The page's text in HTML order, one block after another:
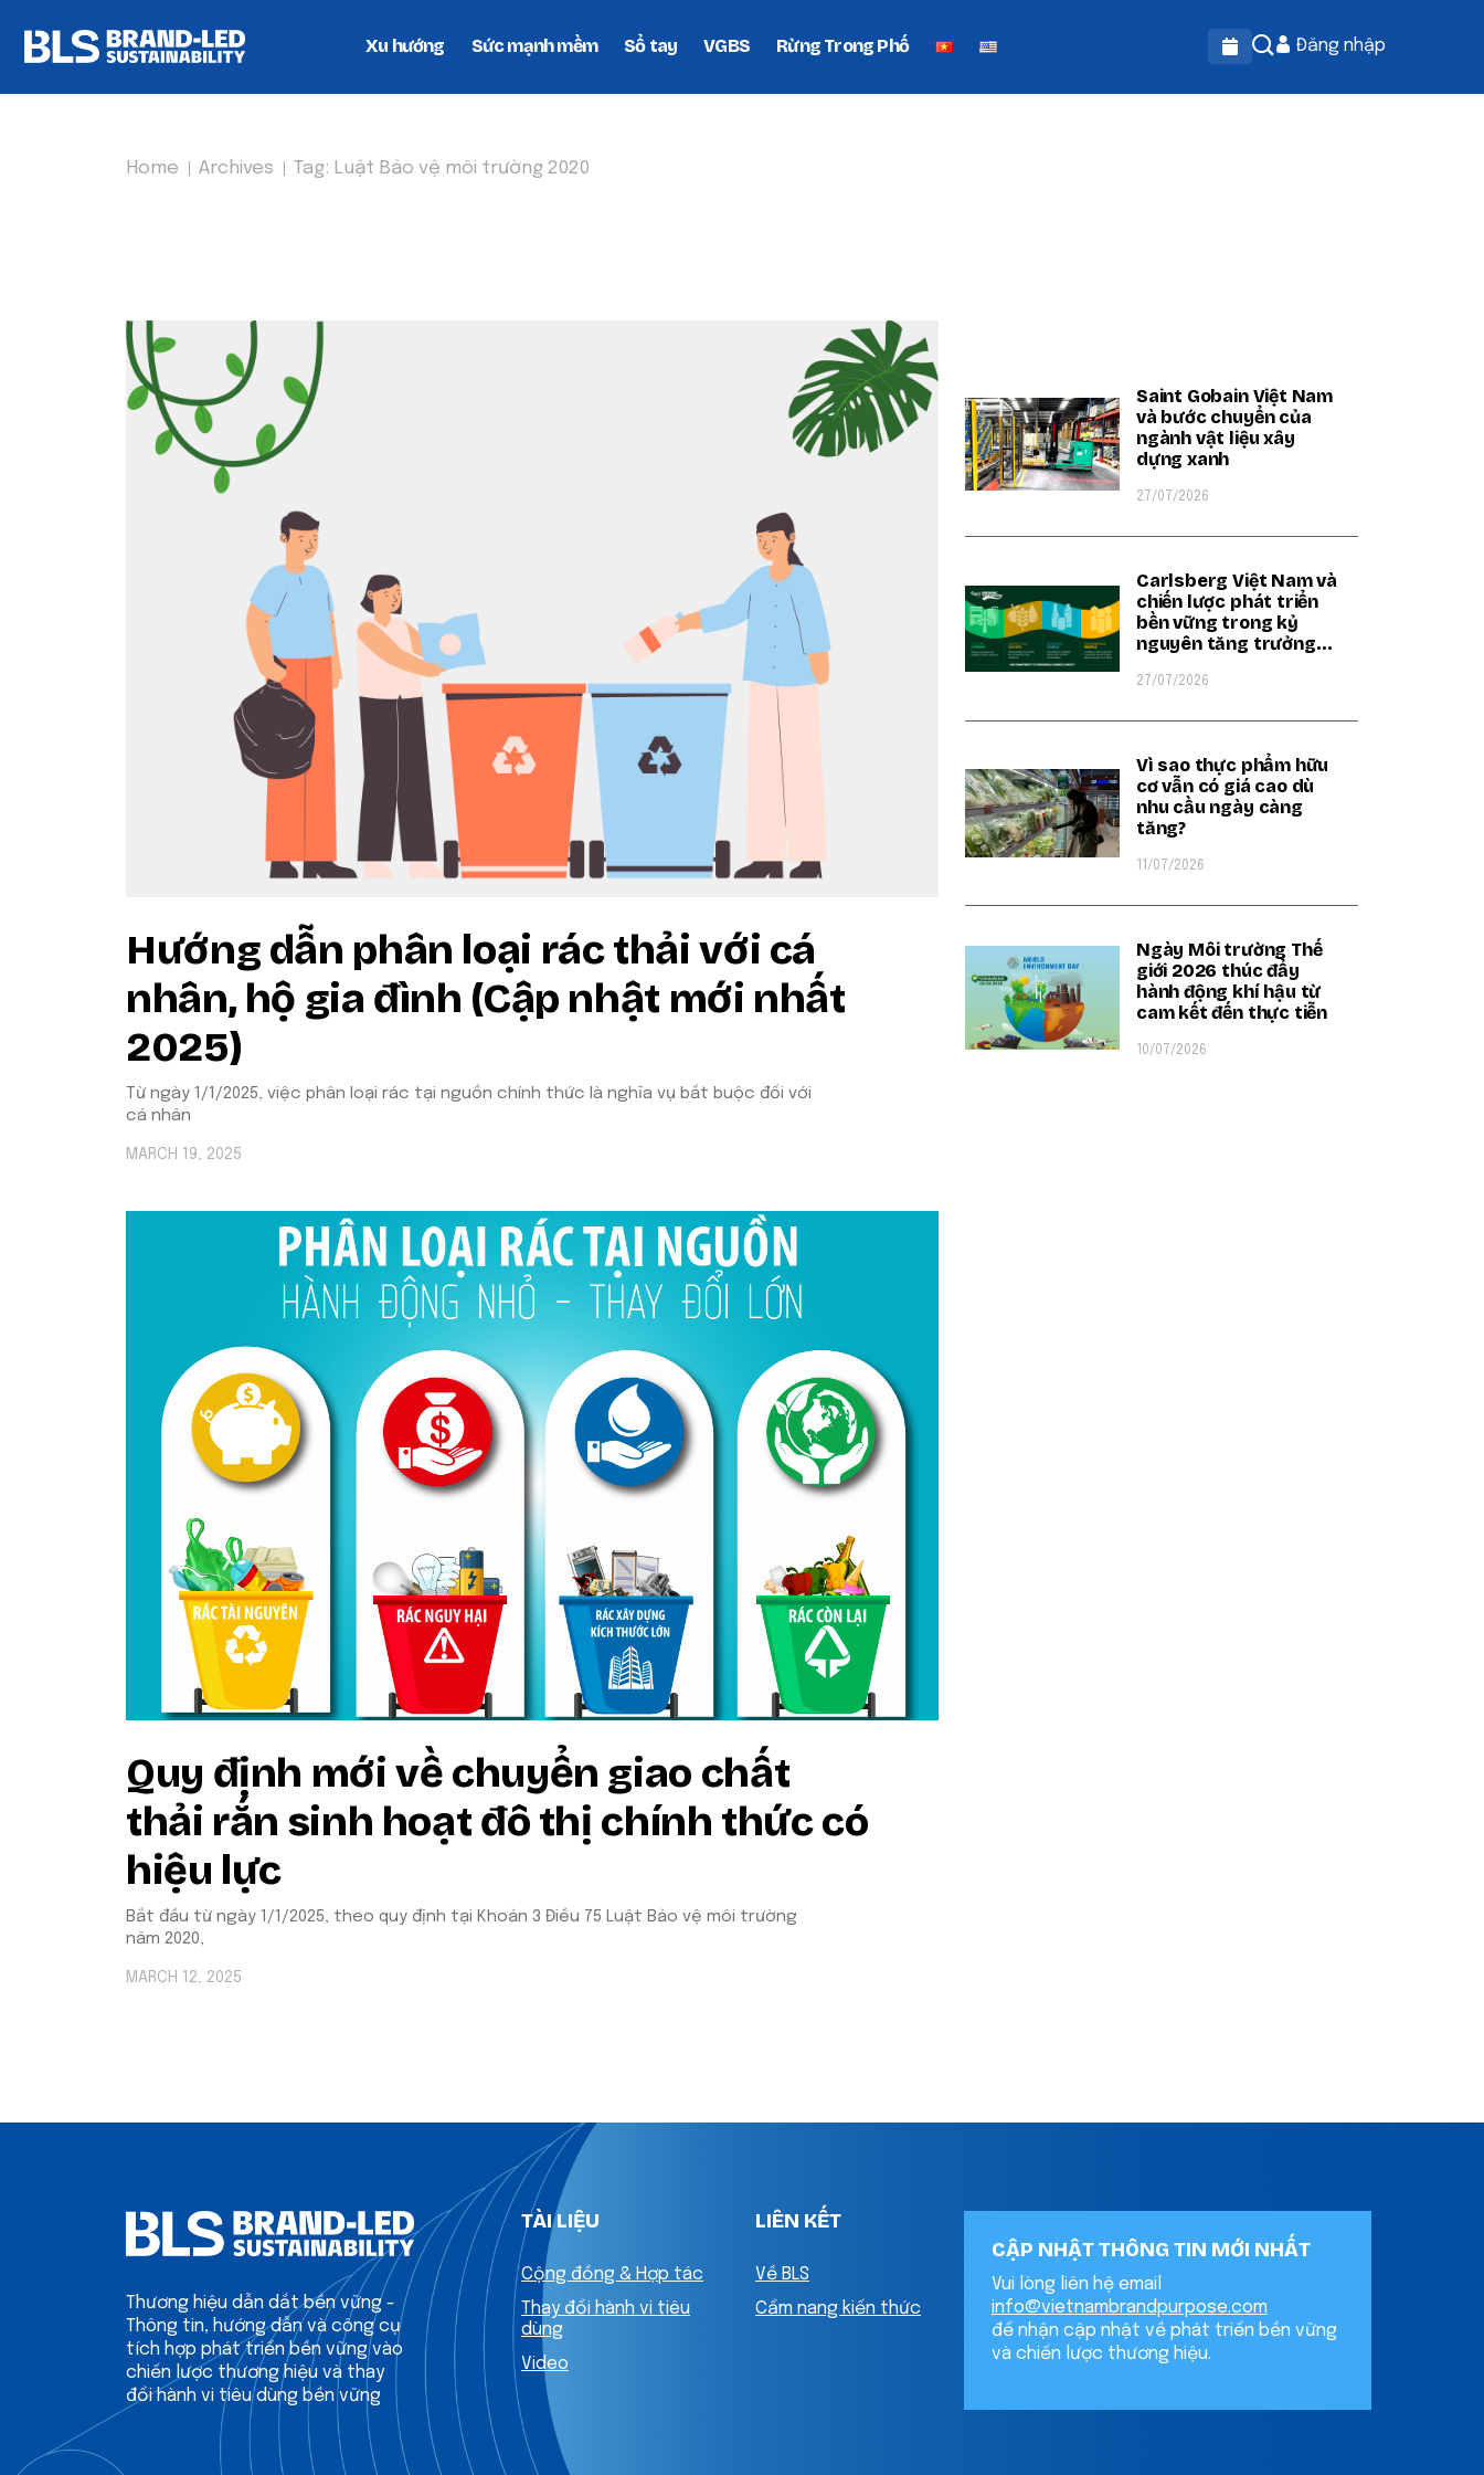
Xu hướng Sức mạnh mềm Sổ tay VGBS Rừng Trong Phố Đăng nhập
Home Archives Tag: Luật Bảo vệ môi trường 2020
Hướng dẫn phân loại rác thải với cá
nhân, hộ gia đình (Cập nhật mới nhất
2025)
Từ ngày 1/1/2025, việc phân loại rác tại nguồn chính thức là nghĩa vụ bắt buộc đối với
cá nhân
MARCH 19, 2025
Quy định mới về chuyển giao chất
thải rắn sinh hoạt đô thị chính thức có
hiệu lực
Bắt đầu từ ngày 1/1/2025, theo quy định tại Khoản 3 Điều 75 Luật Bảo vệ môi trường
năm 2020,
MARCH 12, 2025
Saint Gobain Việt Nam
và bước chuyển của
ngành vật liệu xây
dựng xanh
27/07/2026
Carlsberg Việt Nam và
chiến lược phát triển
bền vững trong kỷ
nguyên tăng trưởng
27/07/2026
Vì sao thực phẩm hữu
cơ vẫn có giá cao dù
nhu cầu ngày càng
tăng?
11/07/2026
Ngày Môi trường Thế
giới 2026 thúc đẩy
hành động khí hậu từ
cam kết đến thực tiễn
10/07/2026
Thương hiệu dẫn dắt bền vững -
Thông tin, hướng dẫn và công cụ
tích hợp phát triển bền vững vào
chiến lược thương hiệu và thay
đổi hành vi tiêu dùng bền vững
TÀI LIỆU
Cộng đồng & Hợp tác
Thay đổi hành vi tiêu
dùng
Video
LIÊN KẾT
Về BLS
Cẩm nang kiến thức
CẬP NHẬT THÔNG TIN MỚI NHẤT
Vui lòng liên hệ email
info@vietnambrandpurpose.com
để nhận cập nhật về phát triển bền vững
và chiến lược thương hiệu.